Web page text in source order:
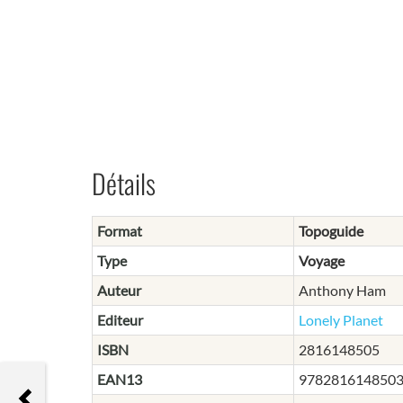
Détails
Format
Topoguide
Type
Voyage
Auteur
Anthony Ham
Editeur
Lonely Planet
ISBN
2816148505
EAN13
9782816148503
Partir autour du monde